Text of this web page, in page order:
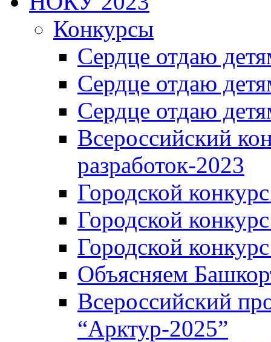
Конкурсы
Сердце отдаю
Сердце отдаю
Сердце отдаю
Всероссийский
разработок-2023
Городской
Городской
Городской
Объясняем
Всероссийский
“Арктур-2025”